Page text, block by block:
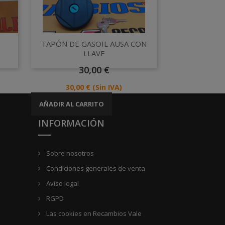
Vista rápida
TAPÓN DE GASOIL AUSA CON
LLAVE
Precio
30,00 €
Precio
30,00 € (Sin IVA)
AÑADIR AL CARRITO
INFORMACIÓN
Sobre nosotros
Condiciones generales de venta
Aviso legal
RGPD
Las cookies en Recambios Vale